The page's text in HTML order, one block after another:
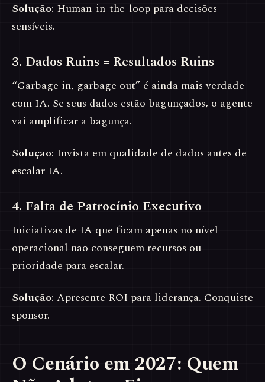
Solução: Human-in-the-loop para decisões
sensíveis.
3. Dados Ruins = Resultados Ruins
“Garbage in, garbage out” é ainda mais verdade
com IA. Se seus dados estão bagunçados, o agente
vai amplificar a bagunça.
Solução: Invista em qualidade de dados antes de
escalar IA.
4. Falta de Patrocínio Executivo
Iniciativas de IA que ficam apenas no nível
operacional não conseguem recursos ou
prioridade para escalar.
Solução: Apresente ROI para liderança. Conquiste
sponsor.
O Cenário em 2027: Quem